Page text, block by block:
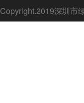
Copyright.2019深圳市